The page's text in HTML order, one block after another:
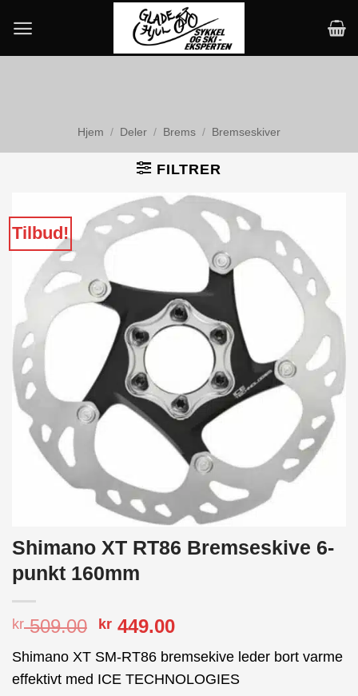
content
Hjem / Deler / Brems / Bremseskiver
FILTRER
Tilbud!
Shimano XT RT86 Bremseskive 6-
punkt 160mm
kr509.00 Opprinnelig
var:
kr 509.00.
kr 449.00Nåværende
er:
kr 449.00.
Shimano XT SM-RT86 bremsekive leder bort varme
effektivt med ICE TECHNOLOGIES